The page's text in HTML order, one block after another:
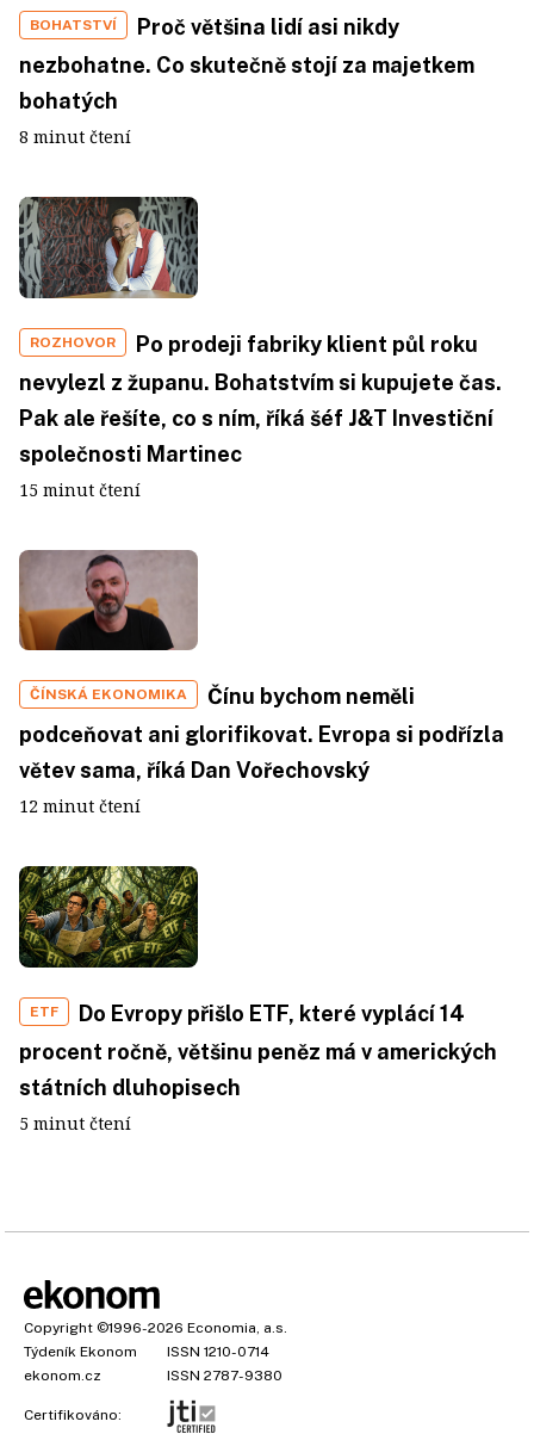
BOHATSTVÍ
Proč většina lidí asi nikdy
nezbohatne. Co skutečně stojí za majetkem
bohatých
8 minut čtení
ROZHOVOR
Po prodeji fabriky klient půl roku
nevylezl z županu. Bohatstvím si kupujete čas.
Pak ale řešíte, co s ním, říká šéf J&T Investiční
společnosti Martinec
15 minut čtení
ČÍNSKÁ EKONOMIKA
Čínu bychom neměli
podceňovat ani glorifikovat. Evropa si podřízla
větev sama, říká Dan Vořechovský
12 minut čtení
ETF
Do Evropy přišlo ETF, které vyplácí 14
procent ročně, většinu peněz má v amerických
státních dluhopisech
5 minut čtení
Copyright ©1996-2026 Economia, a.s.
Týdeník Ekonom
ISSN 1210-0714
ekonom.cz
ISSN 2787-9380
Certifikováno: